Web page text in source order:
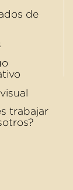
de
trabajar